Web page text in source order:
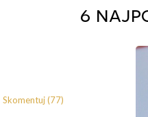
6
Skomentuj (77)